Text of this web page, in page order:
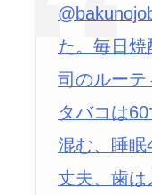
た。毎日
司のルーテ
タバコは
混む、睡眠
丈夫、歯は